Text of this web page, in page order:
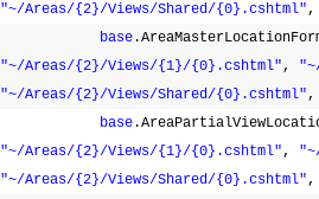
"~/Areas/{2}/Views/Shared/{0}.cshtml",
base
"~/Areas/{2}/Views/{1}/{0}.cshtml",
"~/Areas/{2}/Views/Shared/{0}.cshtml",
base
"~/Areas/{2}/Views/{1}/{0}.cshtml",
"~/Areas/{2}/Views/Shared/{0}.cshtml",